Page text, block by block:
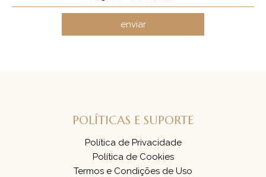
enviar
POLÍTICAS E SUPORTE
Política de Privacidade
Política de Cookies
Termos e Condições de Uso